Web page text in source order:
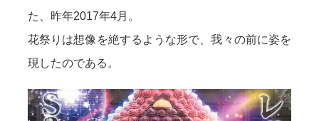
た、昨年2017年4月。
花祭りは想像を絶するような形で、我々の前に姿を
現したのである。